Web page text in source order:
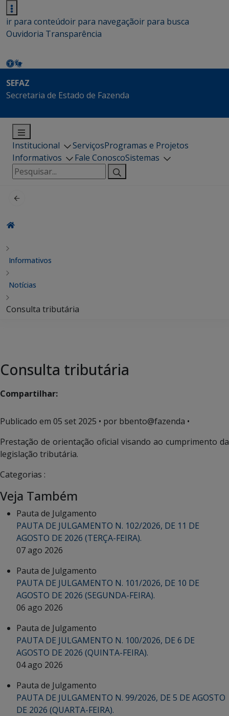
ir para conteúdoir para navegaçãoir para busca
Ouvidoria Transparência
SEFAZ
Secretaria de Estado de Fazenda
Institucional ServiçosProgramas e Projetos
Informativos
Fale ConoscoSistemas
Pesquisar
por:
Informativos
Notícias
Consulta tributária
Consulta tributária
Compartilhar:
Publicado em 05 set 2025 • por bbento@fazenda •
Prestação de orientação oficial visando ao cumprimento da
legislação tributária.
Categorias :
Veja Também
Pauta de Julgamento
PAUTA DE JULGAMENTO N. 102/2026, DE 11 DE
AGOSTO DE 2026 (TERÇA-FEIRA).
07 ago 2026
Pauta de Julgamento
PAUTA DE JULGAMENTO N. 101/2026, DE 10 DE
AGOSTO DE 2026 (SEGUNDA-FEIRA).
06 ago 2026
Pauta de Julgamento
PAUTA DE JULGAMENTO N. 100/2026, DE 6 DE
AGOSTO DE 2026 (QUINTA-FEIRA).
04 ago 2026
Pauta de Julgamento
PAUTA DE JULGAMENTO N. 99/2026, DE 5 DE AGOSTO
DE 2026 (QUARTA-FEIRA).